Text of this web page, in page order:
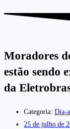
Moradores
estão sendo
da
Categoria: Dia-
25 de julho de